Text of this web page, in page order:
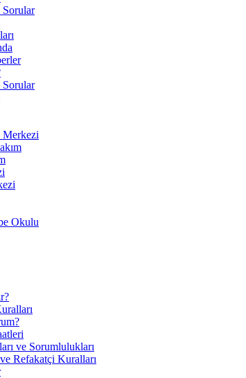
Sorular
Sorular
Merkezi
Okulu
ve Sorumlulukları
Refakatçi Kuralları